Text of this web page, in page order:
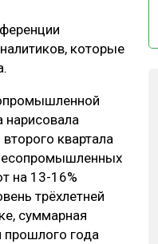
которые
нарисовала
квартала
на 13-16%
трёхлетней
суммарная
прошлого года